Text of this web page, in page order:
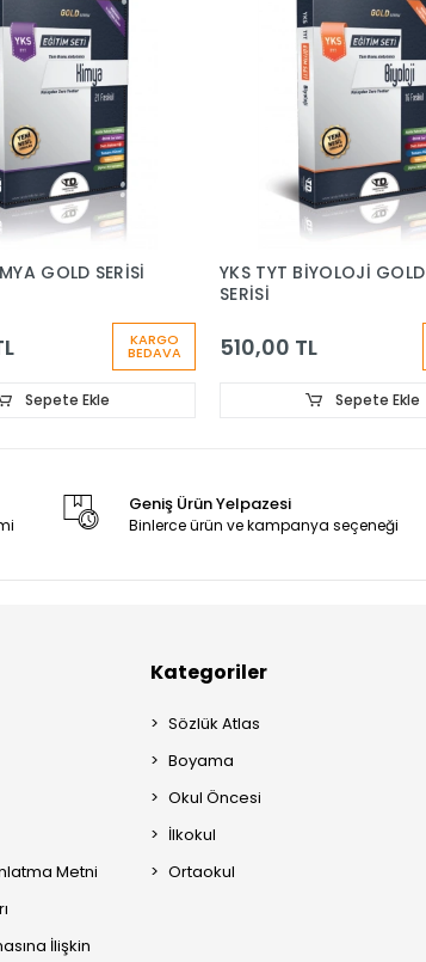
GOLD SERİSİ
KARGO
BEDAVA
Sepete Ekle
YKS TYT BİYOLOJİ GOLD
SERİSİ
510,00 TL
Sepete Ekle
Geniş Ürün Yelpazesi
Binlerce ürün ve kampanya seçeneği
Metni
İlişkin
Kategoriler
Sözlük Atlas
Boyama
Okul Öncesi
İlkokul
Ortaokul